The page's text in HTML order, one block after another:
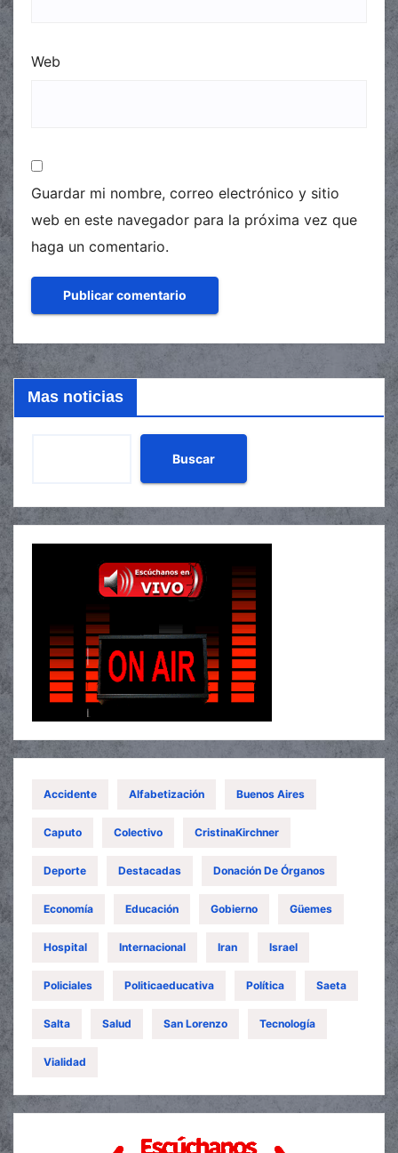
Web
Guardar mi nombre, correo electrónico y sitio
web en este navegador para la próxima vez que
haga un comentario.
Mas noticias
Buscar
Accidente Alfabetización Buenos Aires
Caputo Colectivo CristinaKirchner
Deporte Destacadas Donación De Órganos
Economía Educación Gobierno Güemes
Hospital Internacional Iran Israel
Policiales Politicaeducativa Política Saeta
Salta Salud San Lorenzo Tecnología
Vialidad